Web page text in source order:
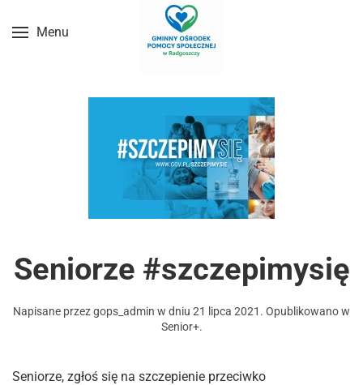
Przejdź do treści głównej
Menu
Seniorze #szczepimysię
Napisane przezgops_admin w dniu 21 lipca 2021 . Opublikowano w
Senior+.
Seniorze, zgłoś się na szczepienie przeciwko